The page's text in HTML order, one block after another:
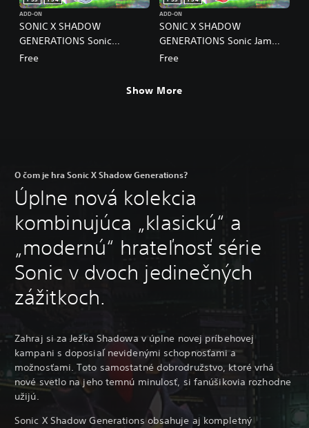
SONIC X SHADOW
GENERATIONS Sonic
Adventure Skin
ADD-ON
Free
SONIC X SHADOW
GENERATIONS Sonic Jam
Skin
ADD-ON
Free
Show More
O čom je hra Sonic X Shadow Generations?
Úplne nová kolekcia
kombinujúca „klasickú“ a
„modernú“ hrateľnosť série
Sonic v dvoch jedinečných
zážitkoch.
Zahraj si za Ježka Shadowa v úplne novej príbehovej
kampani s doposiaľ nevidenými schopnosťami a
možnosťami. Toto samostatné dobrodružstvo, ktoré vrhá
nové svetlo na jeho temnú minulosť, si fanúšikovia rozhodne
užijú.
Sonic X Shadow Generations obsahuje aj kompletný